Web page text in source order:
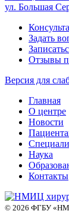
ул. Большая
Задать
Отзывы
Версия для
Главная
О центре
Новости
Наука
Контакты
© 2026 ФГБУ